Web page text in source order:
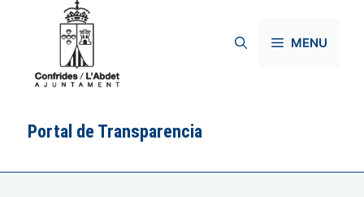
MENU
Portal de Transparencia